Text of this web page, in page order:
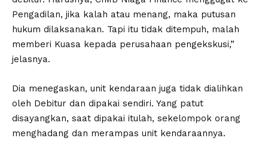
Pengadilan, jika kalah atau menang, maka putusan
hukum dilaksanakan. Tapi itu tidak ditempuh, malah
memberi Kuasa kepada perusahaan pengekskusi,”
jelasnya.
Dia menegaskan, unit kendaraan juga tidak dialihkan
oleh Debitur dan dipakai sendiri. Yang patut
disayangkan, saat dipakai itulah, sekelompok orang
menghadang dan merampas unit kendaraannya.